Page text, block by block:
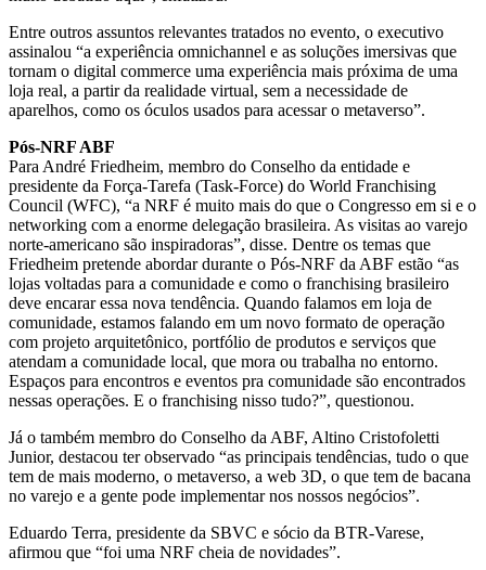
Entre outros assuntos relevantes tratados no evento, o executivo
assinalou “a experiência omnichannel e as soluções imersivas que
tornam o digital commerce uma experiência mais próxima de uma
loja real, a partir da realidade virtual, sem a necessidade de
aparelhos, como os óculos usados para acessar o metaverso”.
Pós-NRF ABF
Para André Friedheim, membro do Conselho da entidade e
presidente da Força-Tarefa (Task-Force) do World Franchising
Council (WFC), “a NRF é muito mais do que o Congresso em si e o
networking com a enorme delegação brasileira. As visitas ao varejo
norte-americano são inspiradoras”, disse. Dentre os temas que
Friedheim pretende abordar durante o Pós-NRF da ABF estão “as
lojas voltadas para a comunidade e como o franchising brasileiro
deve encarar essa nova tendência. Quando falamos em loja de
comunidade, estamos falando em um novo formato de operação
com projeto arquitetônico, portfólio de produtos e serviços que
atendam a comunidade local, que mora ou trabalha no entorno.
Espaços para encontros e eventos pra comunidade são encontrados
nessas operações. E o franchising nisso tudo?”, questionou.
Já o também membro do Conselho da ABF, Altino Cristofoletti
Junior, destacou ter observado “as principais tendências, tudo o que
tem de mais moderno, o metaverso, a web 3D, o que tem de bacana
no varejo e a gente pode implementar nos nossos negócios”.
Eduardo Terra, presidente da SBVC e sócio da BTR-Varese,
afirmou que “foi uma NRF cheia de novidades”.